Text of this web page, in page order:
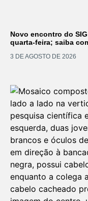
Novo encontro do
quarta-feira; saiba
3 DE AGOSTO DE 2026